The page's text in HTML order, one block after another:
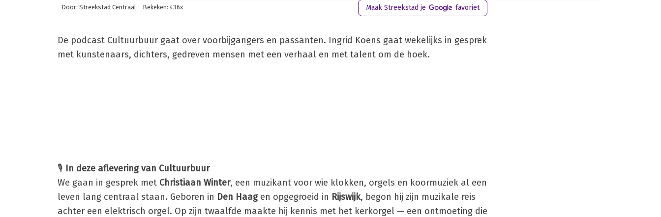
Door: Streekstad Centraal Bekeken: 436x Maak Streekstad je favoriet
De podcast Cultuurbuur gaat over voorbijgangers en passanten. Ingrid Koens gaat wekelijks in gesprek
met kunstenaars, dichters, gedreven mensen met een verhaal en met talent om de hoek.
🎙️ In deze aflevering van Cultuurbuur
We gaan in gesprek met Christiaan Winter, een muzikant voor wie klokken, orgels en koormuziek al een
leven lang centraal staan. Geboren in Den Haagen opgegroeid in Rijswijk, begon hij zijn muzikale reis
achter een elektrisch orgel. Op zijn twaalfde maakte hij kennis met het kerkorgel — een ontmoeting die